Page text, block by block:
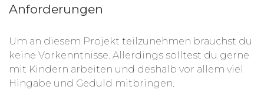
Anforderungen
Um an diesem Projekt teilzunehmen brauchst du
keine Vorkenntnisse. Allerdings solltest du gerne
mit Kindern arbeiten und deshalb vor allem viel
Hingabe und Geduld mitbringen.